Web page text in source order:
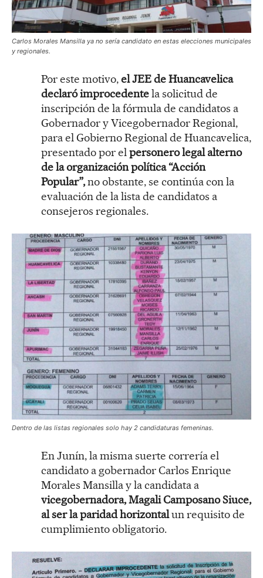
Carlos Morales Mansilla ya no sería candidato en estas elecciones municipales
y regionales.
Por este motivo,el JEE de Huancavelica
declaró improcedentela solicitud de
inscripción de la fórmula de candidatos a
Gobernador y Vicegobernador Regional,
para el Gobierno Regional de Huancavelica,
presentado por elpersonero legal alterno
de la organización política “Acción
Popular”,no obstante, se continúa con la
evaluación de la lista de candidatos a
consejeros regionales.
Dentro de las listas regionales solo hay 2 candidaturas femeninas.
En Junín, la misma suerte correría el
candidato a gobernador Carlos Enrique
Morales Mansilla y la candidata a
vicegobernadora, Magali Camposano Siuce,
al ser la paridad horizontalun requisito de
cumplimiento obligatorio.